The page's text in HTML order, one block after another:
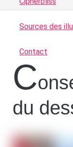
Sources des
Contact
c
du